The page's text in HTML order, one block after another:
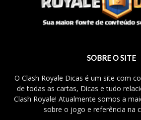
SOBRE O SITE
O Clash Royale Dicas é um site com
de todas as cartas, Dicas e tudo
Clash Royale! Atualmente somos a
sobre o jogo e referência na